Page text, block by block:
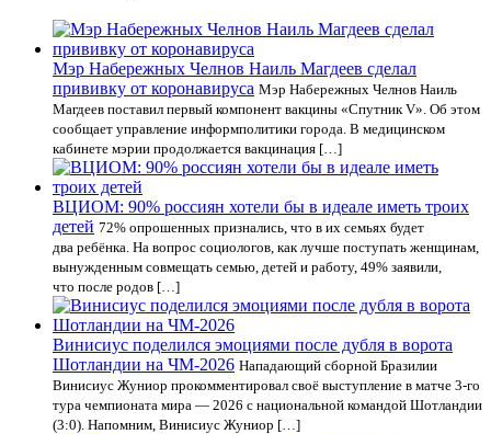
Мэр Набережных Челнов Наиль Магдеев сделал
прививку от коронавируса Мэр Набережных Челнов Наиль
Магдеев поставил первый компонент вакцины «Спутник V». Об этом
сообщает управление информполитики города. В медицинском
кабинете мэрии продолжается вакцинация […]
ВЦИОМ: 90% россиян хотели бы в идеале иметь троих
детей 72% опрошенных признались, что в их семьях будет
два ребёнка. На вопрос социологов, как лучше поступать женщинам,
вынужденным совмещать семью, детей и работу, 49% заявили,
что после родов […]
Винисиус поделился эмоциями после дубля в ворота
Шотландии на ЧМ-2026 Нападающий сборной Бразилии
Винисиус Жуниор прокомментировал своё выступление в матче 3-го
тура чемпионата мира — 2026 с национальной командой Шотландии
(3:0). Напомним, Винисиус Жуниор […]